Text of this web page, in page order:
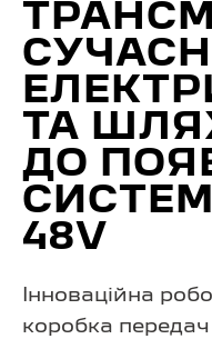
ТА
ДО
48V
Інноваційна
коробка